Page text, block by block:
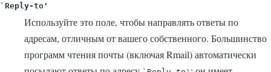
`Reply-to'
Используйте это поле, чтобы направлять ответы по
адресам, отличным от вашего собственного. Большинство
программ чтения почты (включая Rmail) автоматически